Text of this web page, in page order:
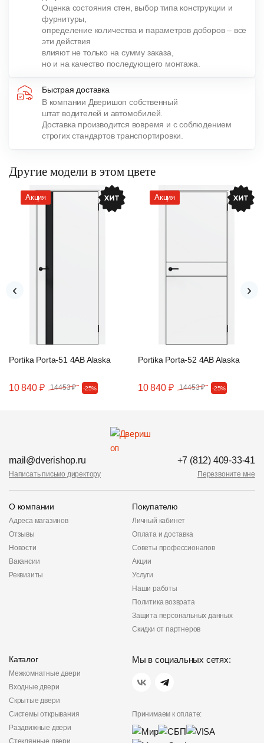
Оценка состояния стен, выбор типа конструкции и
фурнитуры,
определение количества и параметров доборов – все
эти действия
влияют не только на сумму заказа,
но и на качество последующего монтажа.
Быстрая доставка
В компании Дверишоп собственный
штат водителей и автомобилей.
Доставка производится вовремя и с соблюдением
строгих стандартов транспортировки.
Другие модели в этом цвете
Акция
Portika Porta-51 4AB Alaska
10 840 ₽ 14453 ₽ -25%
Акция
Portika Porta-52 4AB Alaska
10 840 ₽ 14453 ₽ -25%
‹ ›
mail@dverishop.ru
Написать письмо директору
+7 (812) 409-33-41
Перезвоните мне
О компании
Адреса магазинов
Отзывы
Новости
Вакансии
Реквизиты
Покупателю
Личный кабинет
Оплата и доставка
Советы профессионалов
Акции
Услуги
Наши работы
Политика возврата
Защита персональных данных
Скидки от партнеров
Каталог
Межкомнатные двери
Входные двери
Скрытые двери
Системы открывания
Раздвижные двери
Мы в социальных сетях:
Принимаем к оплате: